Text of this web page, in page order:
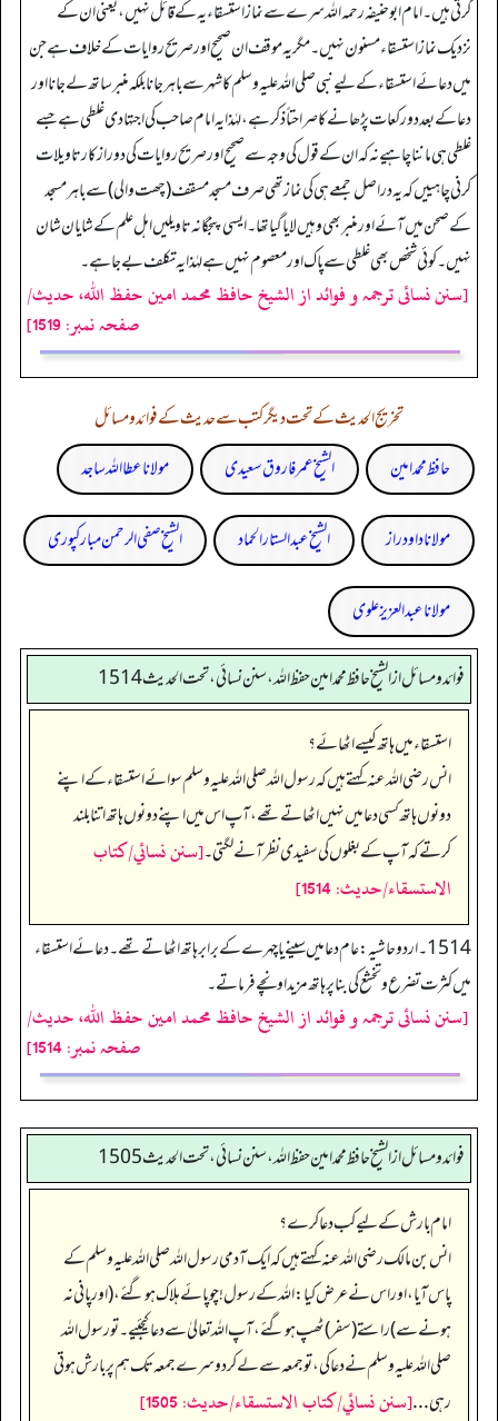
کرتی ہیں۔ امام ابوحنیفہ رحمہ اللہ سرے سے نمازاستسقاء یہ کے قائل نہیں، یعنی ان کے
نزدیک نماز استسقاء مسنون نہیں۔ مگر یہ موقف ان صحیح اور صریح روایات کے خلاف ہے جن
میں دعائے استسقاء کے لیے نبی صلی اللہ علیہ وسلم کا شہر سے باہر جانا بلکہ منبر ساتھ لے جانا اور
دعا کے بعد دو رکعات پڑھانے کا صراحتاً ذکر ہے، لہٰذا یہ امام صاحب کی اجتہادی غلطی ہے جسے
غلطی ہی ماننا چاہیے نہ کہ ان کے قول کی وجہ سے صحیح اور صریح روایات کی دور از کار تاویلات
کرنی چاہییں کہ یہ دراصل جمعے ہی کی نماز تھی صرف مسجد مسقف (چھت والی) سے باہر مسجد
کے صحن میں آئے اور منبر بھی وہیں لایا گیا تھا۔ ایسی پنجگانہ تاویلیں اہل علم کے شایان شان
نہیں۔ کوئی شخص بھی غلطی سے پاک اور معصوم نہیں ہے لہٰذا یہ تکلف بے جا ہے۔
[سنن نسائی ترجمہ و فوائد از الشیخ حافظ محمد امین حفظ اللہ، حدیث/
صفحہ نمبر: 1519]
تخریج الحدیث کے تحت دیگر کتب سے حدیث کے فوائد و مسائل
حافظ محمد امین
الشیخ عمر فاروق سعیدی مولانا عطا اللہ ساجد
مولانا داود راز الشیخ عبدالستار الحماد الشیخ صفی الرحمن مبارکپوری
مولانا عبد العزیز علوی
فوائد ومسائل از الشيخ حافظ محمد امين حفظ الله، سنن نسائي، تحت الحديث 1514
استسقاء میں ہاتھ کیسے اٹھائے؟
انس رضی اللہ عنہ کہتے ہیں کہ رسول اللہ صلی اللہ علیہ وسلم سوائے استسقاء کے اپنے
دونوں ہاتھ کسی دعا میں نہیں اٹھاتے تھے، آپ اس میں اپنے دونوں ہاتھ اتنا بلند
کرتے کہ آپ کے بغلوں کی سفیدی نظر آنے لگتی۔[سنن نسائي/كتاب
الاستسقاء/حدیث: 1514]
1514۔ اردو حاشیہ: عام دعا میں سینے یا چہرے کے برابر ہاتھ اٹھاتے تھے۔ دعائے استسقاء
میں کثرت تضرع و تخشع کی بنا پر ہاتھ مزید اونچے فرماتے۔
[سنن نسائی ترجمہ و فوائد از الشیخ حافظ محمد امین حفظ اللہ، حدیث/
صفحہ نمبر: 1514]
فوائد ومسائل از الشيخ حافظ محمد امين حفظ الله، سنن نسائي، تحت الحديث 1505
امام بارش کے لیے کب دعا کرے؟
انس بن مالک رضی اللہ عنہ کہتے ہیں کہ ایک آدمی رسول اللہ صلی اللہ علیہ وسلم کے
پاس آیا، اور اس نے عرض کیا: اللہ کے رسول! چوپائے ہلاک ہو گئے، (اور پانی نہ
ہونے سے) راستے (سفر) ٹھپ ہو گئے، آپ اللہ تعالیٰ سے دعا کیجئیے۔ تو رسول اللہ
صلی اللہ علیہ وسلم نے دعا کی، تو جمعہ سے لے کر دوسرے جمعہ تک ہم پر بارش ہوتی
رہی ...[سنن نسائي/كتاب الاستسقاء/حدیث: 1505]